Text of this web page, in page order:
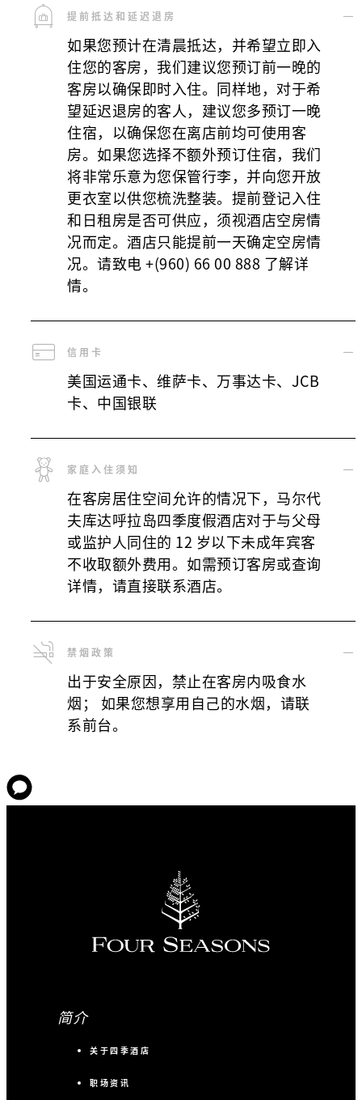
提前抵达和延迟退房
如果您预计在清晨抵达，并希望立即入
住您的客房，我们建议您预订前一晚的
客房以确保即时入住。同样地，对于希
望延迟退房的客人，建议您多预订一晚
住宿，以确保您在离店前均可使用客
房。如果您选择不额外预订住宿，我们
将非常乐意为您保管行李，并向您开放
更衣室以供您梳洗整装。提前登记入住
和日租房是否可供应，须视酒店空房情
况而定。酒店只能提前一天确定空房情
况。请致电 +(960) 66 00 888 了解详
情。
信用卡
美国运通卡、维萨卡、万事达卡、JCB
卡、中国银联
家庭入住须知
在客房居住空间允许的情况下，马尔代
夫库达呼拉岛四季度假酒店对于与父母
或监护人同住的 12 岁以下未成年宾客
不收取额外费用。如需预订客房或查询
详情，请直接联系酒店。
禁烟政策
出于安全原因，禁止在客房内吸食水
烟； 如果您想享用自己的水烟，请联
系前台。
简介
关于四季酒店
职场资讯